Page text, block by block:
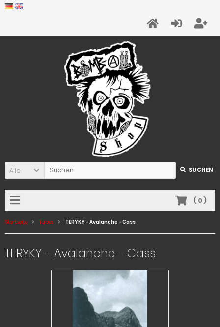
Alle SUCHEN
( 0)
Startseite Tapes TERYKY - Avalanche - Cass
TERYKY - Avalanche - Cass